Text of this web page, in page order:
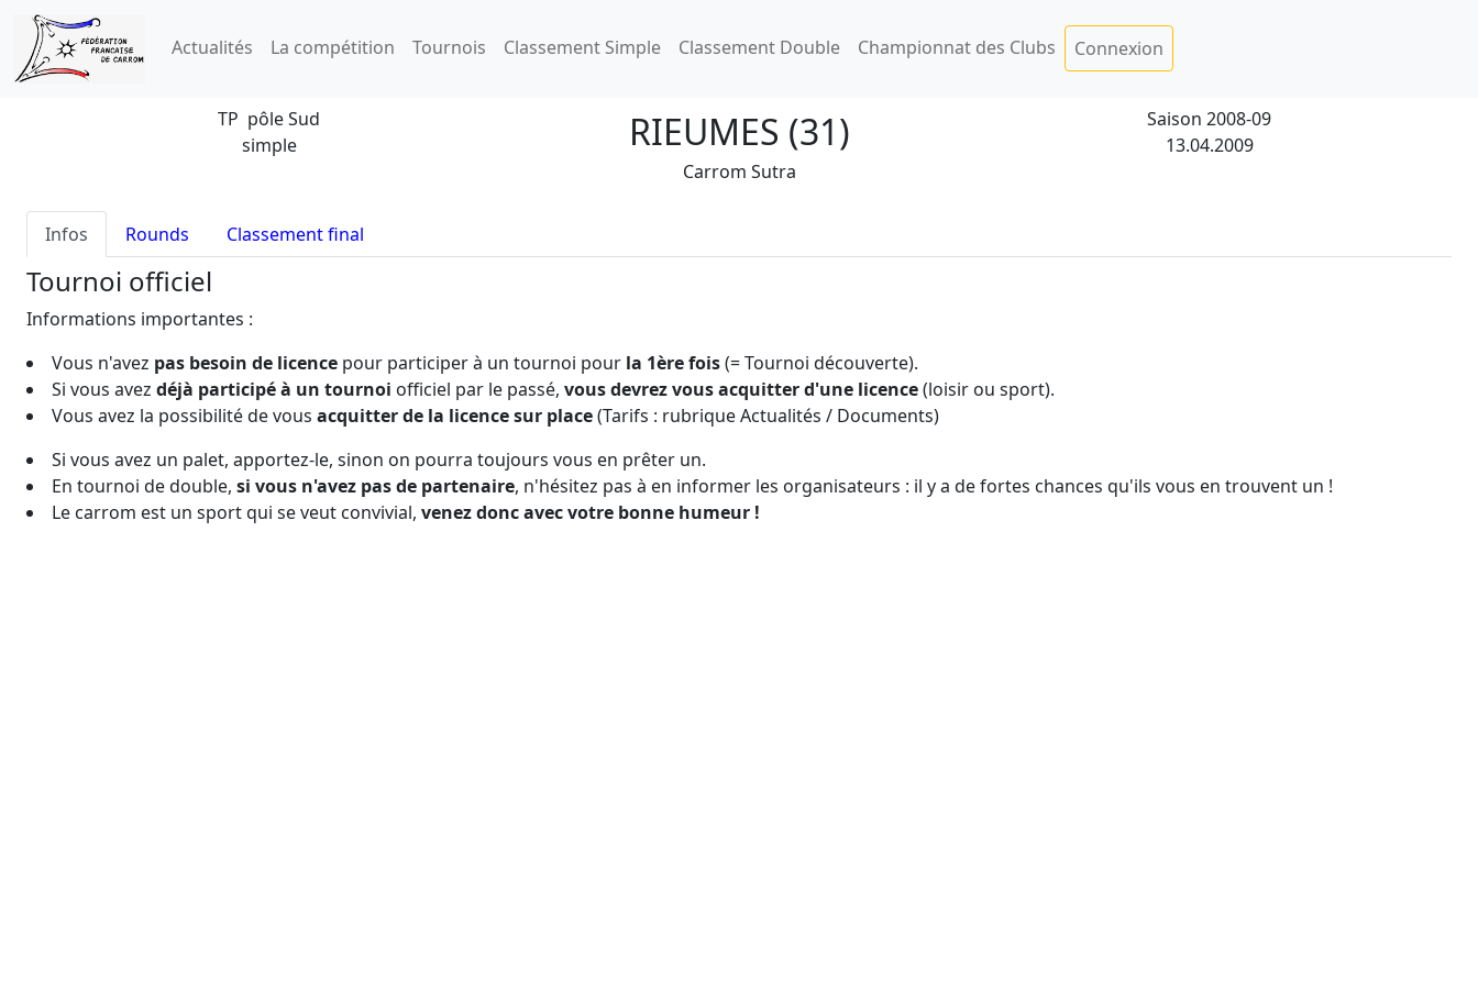
Actualités La compétition Tournois Classement Simple Classement Double Championnat des Clubs Connexion
TP pôle Sud
simple
RIEUMES (31)
Carrom Sutra
Saison 2008-09
13.04.2009
Infos Rounds Classement final
Tournoi officiel
Informations importantes :
Vous n'avez pas besoin de licence pour participer à un tournoi pour la 1ère fois(= Tournoi découverte).
Si vous avez déjà participé à un tournoi officiel par le passé, vous devrez vous acquitter d'une licence(loisir ou sport).
Vous avez la possibilité de vous acquitter de la licence sur place(Tarifs : rubrique Actualités / Documents)
Si vous avez un palet, apportez-le, sinon on pourra toujours vous en prêter un.
En tournoi de double, si vous n'avez pas de partenaire, n'hésitez pas à en informer les organisateurs : il y a de fortes chances qu'ils vous en trouvent un !
Le carrom est un sport qui se veut convivial, venez donc avec votre bonne humeur !